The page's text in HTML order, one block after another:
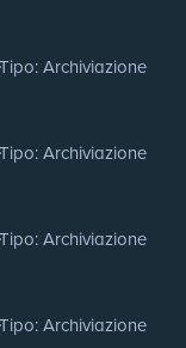
Tipo: Archiviazione
Tipo: Archiviazione
Tipo: Archiviazione
Tipo: Archiviazione